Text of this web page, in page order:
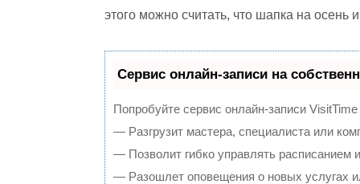
этого можно считать, что шапка на осень
Сервис онлайн-записи на
Попробуйте сервис онлайн-записи
— Разгрузит мастера, специалиста или
— Позволит гибко управлять расписанием и
— Разошлет оповещения о новых услугах